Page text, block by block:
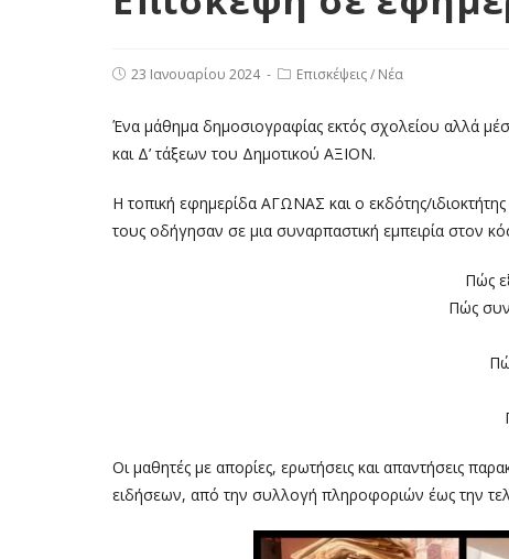
23 Ιανουαρίου 2024 Επισκέψεις/ Νέα
Ένα μάθημα δημοσιογραφίας εκτός σχολείου αλλά
και Δ’ τάξεων του Δημοτικού ΑΞΙΟΝ.
Η τοπική εφημερίδα ΑΓΩΝΑΣ και ο εκδότης/
τους οδήγησαν σε μια συναρπαστική εμπειρία στον
Πώς
Πώς
Οι μαθητές με απορίες, ερωτήσεις και απαντήσεις
ειδήσεων, από την συλλογή πληροφοριών έως την